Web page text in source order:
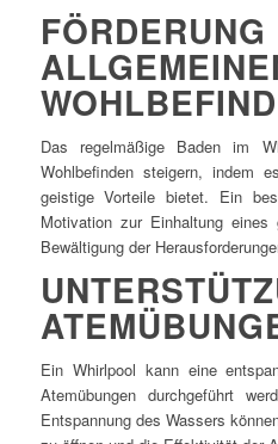
FÖRDERUNG
Das regelmäßige Baden im
Wohlbefinden steigern, indem
geistige Vorteile bietet. Ein
Motivation zur Einhaltung
Bewältigung der
Ein Whirlpool kann eine
Atemübungen durchgeführt
Entspannung des Wassers